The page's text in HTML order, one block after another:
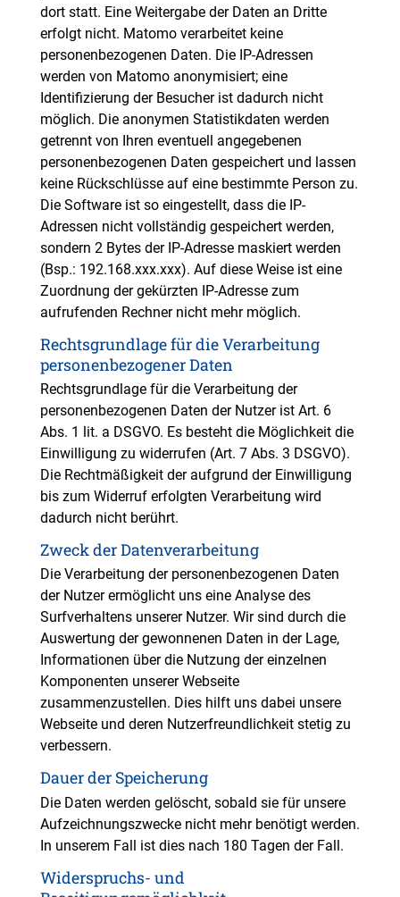
dort statt. Eine Weitergabe der Daten an Dritte
erfolgt nicht. Matomo verarbeitet keine
personenbezogenen Daten. Die IP-Adressen
werden von Matomo anonymisiert; eine
Identifizierung der Besucher ist dadurch nicht
möglich. Die anonymen Statistikdaten werden
getrennt von Ihren eventuell angegebenen
personenbezogenen Daten gespeichert und lassen
keine Rückschlüsse auf eine bestimmte Person zu.
Die Software ist so eingestellt, dass die IP-
Adressen nicht vollständig gespeichert werden,
sondern 2 Bytes der IP-Adresse maskiert werden
(Bsp.: 192.168.xxx.xxx). Auf diese Weise ist eine
Zuordnung der gekürzten IP-Adresse zum
aufrufenden Rechner nicht mehr möglich.
Rechtsgrundlage für die Verarbeitung
personenbezogener Daten
Rechtsgrundlage für die Verarbeitung der
personenbezogenen Daten der Nutzer ist Art. 6
Abs. 1 lit. a DSGVO. Es besteht die Möglichkeit die
Einwilligung zu widerrufen (Art. 7 Abs. 3 DSGVO).
Die Rechtmäßigkeit der aufgrund der Einwilligung
bis zum Widerruf erfolgten Verarbeitung wird
dadurch nicht berührt.
Zweck der Datenverarbeitung
Die Verarbeitung der personenbezogenen Daten
der Nutzer ermöglicht uns eine Analyse des
Surfverhaltens unserer Nutzer. Wir sind durch die
Auswertung der gewonnenen Daten in der Lage,
Informationen über die Nutzung der einzelnen
Komponenten unserer Webseite
zusammenzustellen. Dies hilft uns dabei unsere
Webseite und deren Nutzerfreundlichkeit stetig zu
verbessern.
Dauer der Speicherung
Die Daten werden gelöscht, sobald sie für unsere
Aufzeichnungszwecke nicht mehr benötigt werden.
In unserem Fall ist dies nach 180 Tagen der Fall.
Widerspruchs- und